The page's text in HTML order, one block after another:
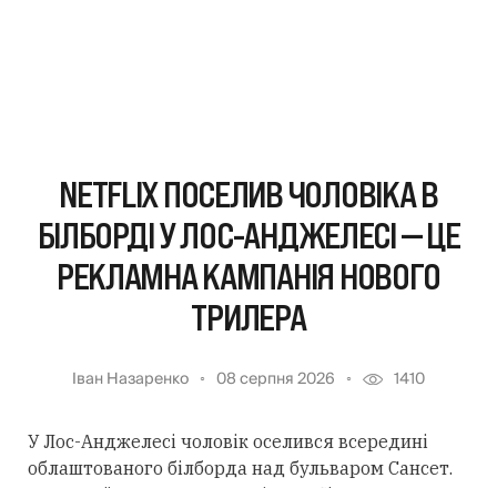
NETFLIX ПОСЕЛИВ ЧОЛОВІКА В
БІЛБОРДІ У ЛОС-АНДЖЕЛЕСІ — ЦЕ
РЕКЛАМНА КАМПАНІЯ НОВОГО
ТРИЛЕРА
Іван Назаренко 08 серпня 2026 1410
У Лос-Анджелесі чоловік оселився всередині
облаштованого білборда над бульваром Сансет.